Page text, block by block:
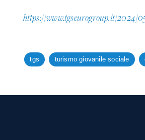
https://www.tgseurogroup.it/2024/
tgs turismo giovanile sociale